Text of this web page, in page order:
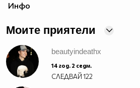
http://vbox7.com/groups/f3e8b655afc1
Инфо
Моите приятели
beautyindeathx
14 год. 2 седм.
СЛЕДВАЙ122